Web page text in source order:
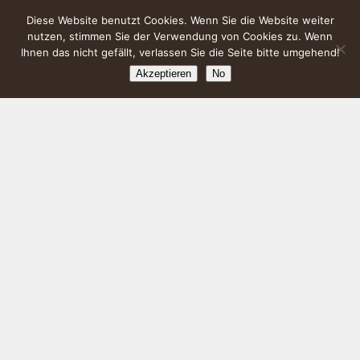
Diese Website benutzt Cookies. Wenn Sie die Website weiter
nutzen, stimmen Sie der Verwendung von Cookies zu. Wenn
Ihnen das nicht gefällt, verlassen Sie die Seite bitte umgehend!
Akzeptieren No